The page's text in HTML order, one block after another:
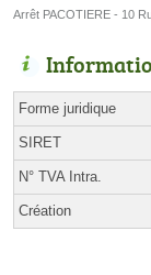
Arrêt PACOTIERE - 10
Forme juridique
SIRET
N° TVA Intra.
Création